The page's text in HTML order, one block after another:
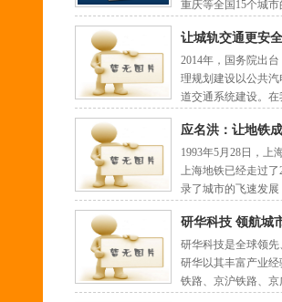
重庆等全国15个城
让城轨交通更安
2014年，国务院出
理规划建设以公共
道交通系统建设。
应名洪：让地铁
1993年5月28日，上
上海地铁已经走过
录了城市的飞速发
研华科技 领航城
研华科技是全球领
研华以其丰富产业
铁路、京沪铁路、